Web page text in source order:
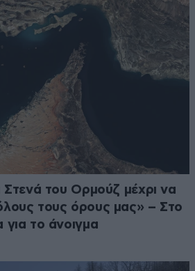
Στενά του Ορμούζ μέχρι να
τους όρους μας» – Στο
για το άνοιγμα